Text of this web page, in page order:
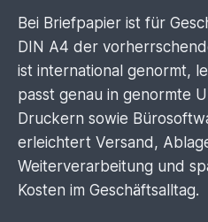
Bei Briefpapier ist für
DIN A4 der
ist international genormt,
passt genau in genormte
Druckern sowie
erleichtert Versand,
Weiterverarbeitung und
Kosten im Geschäftsalltag.